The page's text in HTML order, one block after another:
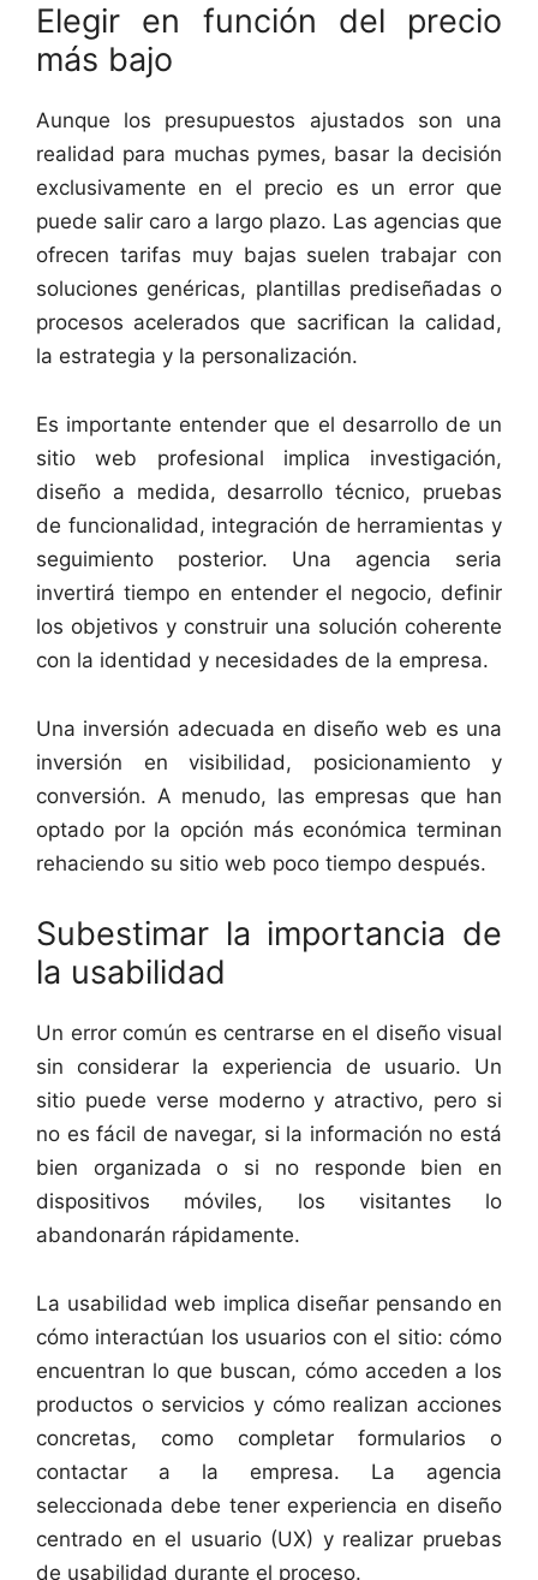
Elegir en función del precio
más bajo
Aunque los presupuestos ajustados son una
realidad para muchas pymes, basar la decisión
exclusivamente en el precio es un error que
puede salir caro a largo plazo. Las agencias que
ofrecen tarifas muy bajas suelen trabajar con
soluciones genéricas, plantillas prediseñadas o
procesos acelerados que sacrifican la calidad,
la estrategia y la personalización.
Es importante entender que el desarrollo de un
sitio web profesional implica investigación,
diseño a medida, desarrollo técnico, pruebas
de funcionalidad, integración de herramientas y
seguimiento posterior. Una agencia seria
invertirá tiempo en entender el negocio, definir
los objetivos y construir una solución coherente
con la identidad y necesidades de la empresa.
Una inversión adecuada en diseño web es una
inversión en visibilidad, posicionamiento y
conversión. A menudo, las empresas que han
optado por la opción más económica terminan
rehaciendo su sitio web poco tiempo después.
Subestimar la importancia de
la usabilidad
Un error común es centrarse en el diseño visual
sin considerar la experiencia de usuario. Un
sitio puede verse moderno y atractivo, pero si
no es fácil de navegar, si la información no está
bien organizada o si no responde bien en
dispositivos móviles, los visitantes lo
abandonarán rápidamente.
La usabilidad web implica diseñar pensando en
cómo interactúan los usuarios con el sitio: cómo
encuentran lo que buscan, cómo acceden a los
productos o servicios y cómo realizan acciones
concretas, como completar formularios o
contactar a la empresa. La agencia
seleccionada debe tener experiencia en diseño
centrado en el usuario (UX) y realizar pruebas
de usabilidad durante el proceso.